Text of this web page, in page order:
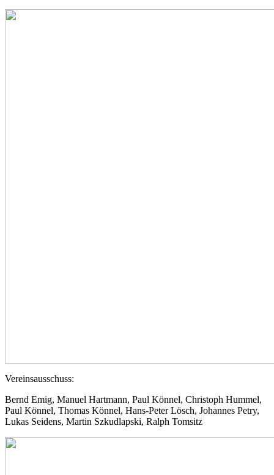
Vereinsausschuss:
Bernd Emig, Manuel Hartmann, Paul Könnel, Christoph Hummel,
Paul Könnel, Thomas Könnel, Hans-Peter Lösch, Johannes Petry,
Lukas Seidens, Martin Szkudlapski, Ralph Tomsitz